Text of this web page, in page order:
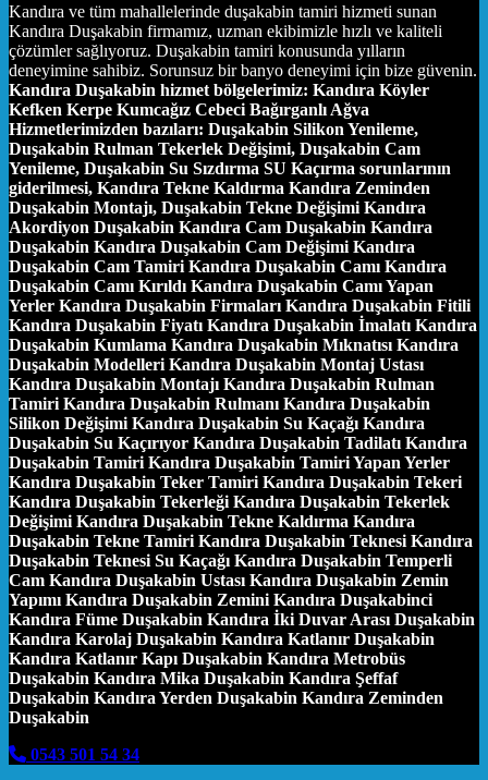
Kandıra ve tüm mahallelerinde duşakabin tamiri hizmeti sunan
Kandıra Duşakabin firmamız, uzman ekibimizle hızlı ve kaliteli
çözümler sağlıyoruz. Duşakabin tamiri konusunda yılların
deneyimine sahibiz. Sorunsuz bir banyo deneyimi için bize güvenin.
Kandıra Duşakabin hizmet bölgelerimiz: Kandıra Köyler
Kefken Kerpe Kumcağız Cebeci Bağırganlı Ağva
Hizmetlerimizden bazıları: Duşakabin Silikon Yenileme,
Duşakabin Rulman Tekerlek Değişimi, Duşakabin Cam
Yenileme, Duşakabin Su Sızdırma SU Kaçırma sorunlarının
giderilmesi, Kandıra Tekne Kaldırma Kandıra Zeminden
Duşakabin Montajı, Duşakabin Tekne Değişimi Kandıra
Akordiyon Duşakabin Kandıra Cam Duşakabin Kandıra
Duşakabin Kandıra Duşakabin Cam Değişimi Kandıra
Duşakabin Cam Tamiri Kandıra Duşakabin Camı Kandıra
Duşakabin Camı Kırıldı Kandıra Duşakabin Camı Yapan
Yerler Kandıra Duşakabin Firmaları Kandıra Duşakabin Fitili
Kandıra Duşakabin Fiyatı Kandıra Duşakabin İmalatı Kandıra
Duşakabin Kumlama Kandıra Duşakabin Mıknatısı Kandıra
Duşakabin Modelleri Kandıra Duşakabin Montaj Ustası
Kandıra Duşakabin Montajı Kandıra Duşakabin Rulman
Tamiri Kandıra Duşakabin Rulmanı Kandıra Duşakabin
Silikon Değişimi Kandıra Duşakabin Su Kaçağı Kandıra
Duşakabin Su Kaçırıyor Kandıra Duşakabin Tadilatı Kandıra
Duşakabin Tamiri Kandıra Duşakabin Tamiri Yapan Yerler
Kandıra Duşakabin Teker Tamiri Kandıra Duşakabin Tekeri
Kandıra Duşakabin Tekerleği Kandıra Duşakabin Tekerlek
Değişimi Kandıra Duşakabin Tekne Kaldırma Kandıra
Duşakabin Tekne Tamiri Kandıra Duşakabin Teknesi Kandıra
Duşakabin Teknesi Su Kaçağı Kandıra Duşakabin Temperli
Cam Kandıra Duşakabin Ustası Kandıra Duşakabin Zemin
Yapımı Kandıra Duşakabin Zemini Kandıra Duşakabinci
Kandıra Füme Duşakabin Kandıra İki Duvar Arası Duşakabin
Kandıra Karolaj Duşakabin Kandıra Katlanır Duşakabin
Kandıra Katlanır Kapı Duşakabin Kandıra Metrobüs
Duşakabin Kandıra Mika Duşakabin Kandıra Şeffaf
Duşakabin Kandıra Yerden Duşakabin Kandıra Zeminden
Duşakabin
0543 501 54 34